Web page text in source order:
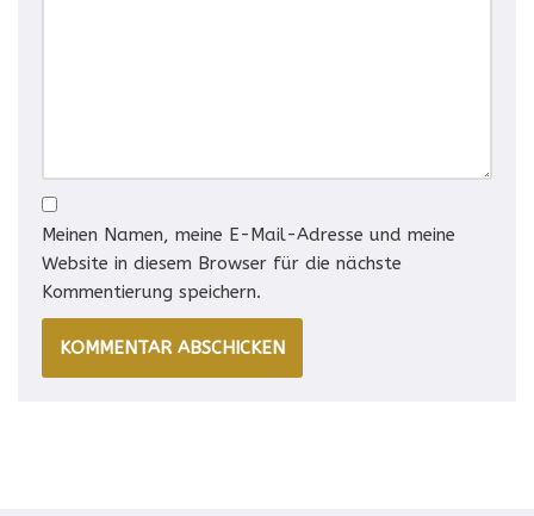
Meinen Namen, meine E-Mail-Adresse und meine
Website in diesem Browser für die nächste
Kommentierung speichern.